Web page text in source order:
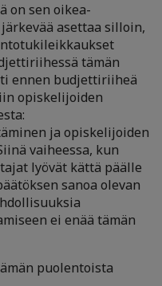
on sen oikea-
asettaa silloin,
tämän
ennen budjettiriiheä
opiskelijoiden
ja opiskelijoiden
vaiheessa, kun
lyövät kättä päälle
sanoa olevan
ei enää tämän
puolentoista